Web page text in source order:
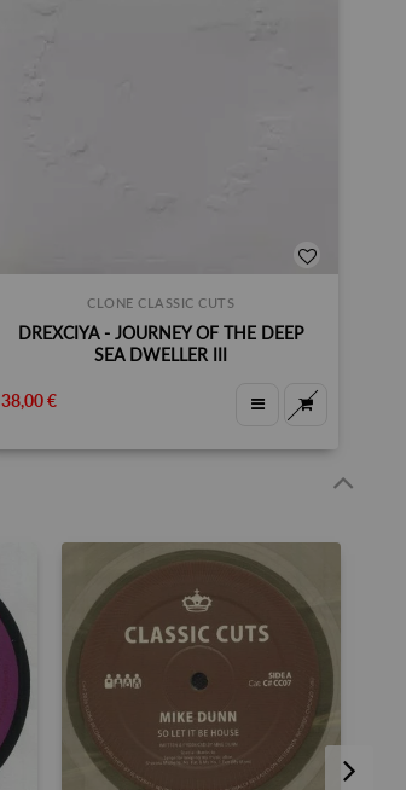
CLONE CLASSIC CUTS
DREXCIYA - JOURNEY OF THE DEEP
SEA DWELLER III
38,00 €